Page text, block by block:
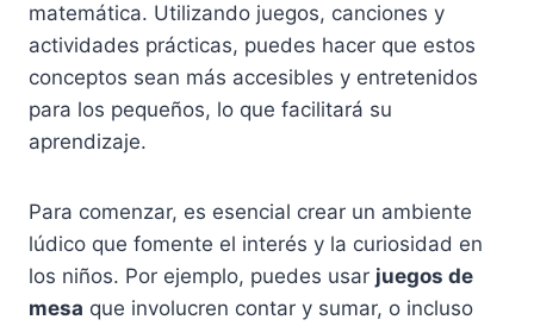
matemática. Utilizando juegos, canciones y
actividades prácticas, puedes hacer que estos
conceptos sean más accesibles y entretenidos
para los pequeños, lo que facilitará su
aprendizaje.
Para comenzar, es esencial crear un ambiente
lúdico que fomente el interés y la curiosidad en
los niños. Por ejemplo, puedes usar juegos de
mesa que involucren contar y sumar, o incluso